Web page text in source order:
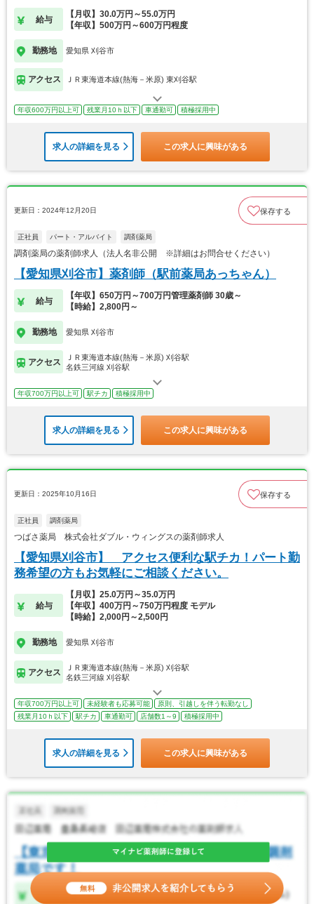
給与
【月収】30.0万円～55.0万円
【年収】500万円～600万円程度
勤務地 愛知県 刈谷市
アクセス ＪＲ東海道本線(熱海－米原) 東刈谷駅
年収600万円以上可 残業月10ｈ以下 車通勤可 積極採用中
求人の詳細を見る この求人に興味がある
更新日：2024年12月20日 保存する
正社員 パート・アルバイト 調剤薬局
調剤薬局の薬剤師求人（法人名非公開 ※詳細はお問合せください）
【愛知県刈谷市】薬剤師（駅前薬局あっちゃん）
給与
【年収】650万円～700万円管理薬剤師 30歳～
【時給】2,800円～
勤務地 愛知県 刈谷市
アクセス
ＪＲ東海道本線(熱海－米原) 刈谷駅
名鉄三河線 刈谷駅
年収700万円以上可 駅チカ 積極採用中
求人の詳細を見る この求人に興味がある
更新日：2025年10月16日 保存する
正社員 調剤薬局
つばさ薬局 株式会社ダブル・ウィングスの薬剤師求人
【愛知県刈谷市】 アクセス便利な駅チカ！パート勤
務希望の方もお気軽にご相談ください。
給与
【月収】25.0万円～35.0万円
【年収】400万円～750万円程度 モデル
【時給】2,000円～2,500円
勤務地 愛知県 刈谷市
アクセス
ＪＲ東海道本線(熱海－米原) 刈谷駅
名鉄三河線 刈谷駅
年収700万円以上可 未経験者も応募可能
原則、引越しを伴う転勤なし
残業月10ｈ以下
駅チカ 車通勤可 店舗数1～9 積極採用中
求人の詳細を見る この求人に興味がある